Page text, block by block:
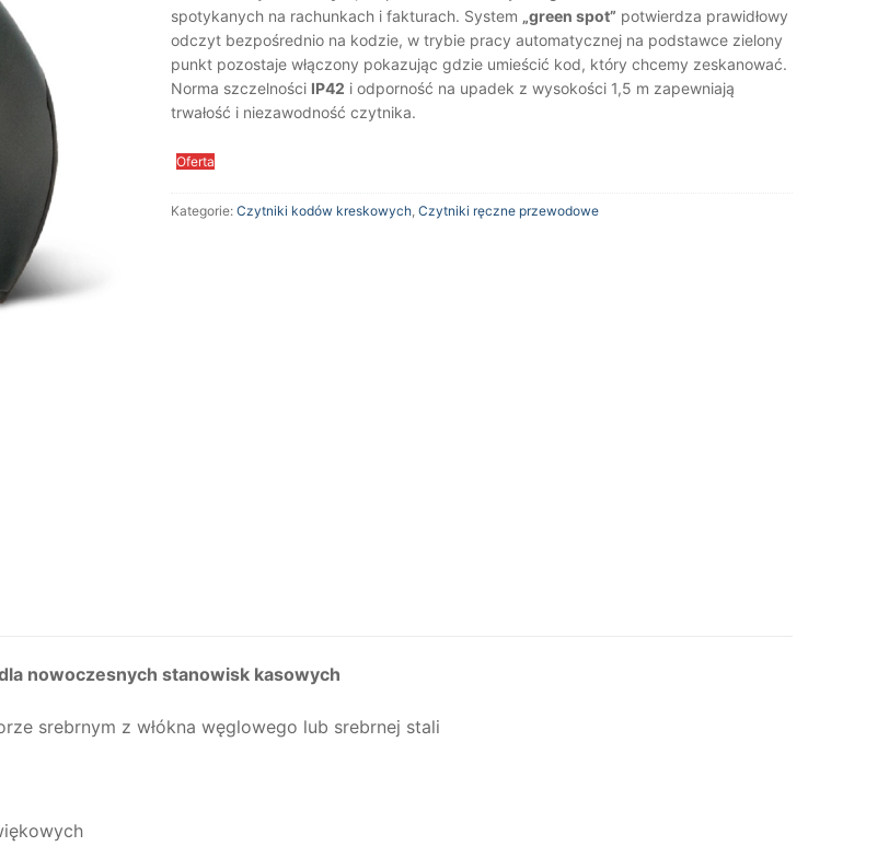
spotykanych na rachunkach i fakturach. System „green spot” potwierdza prawidłowy
odczyt bezpośrednio na kodzie, w trybie pracy automatycznej na podstawce zielony
punkt pozostaje włączony pokazując gdzie umieścić kod, który chcemy zeskanować.
Norma szczelności IP42 i odporność na upadek z wysokości 1,5 m zapewniają
trwałość i niezawodność czytnika.
Oferta
Kategorie: Czytniki kodów kreskowych, Czytniki ręczne przewodowe
nowoczesnych stanowisk kasowych
srebrnym z włókna węglowego lub srebrnej stali